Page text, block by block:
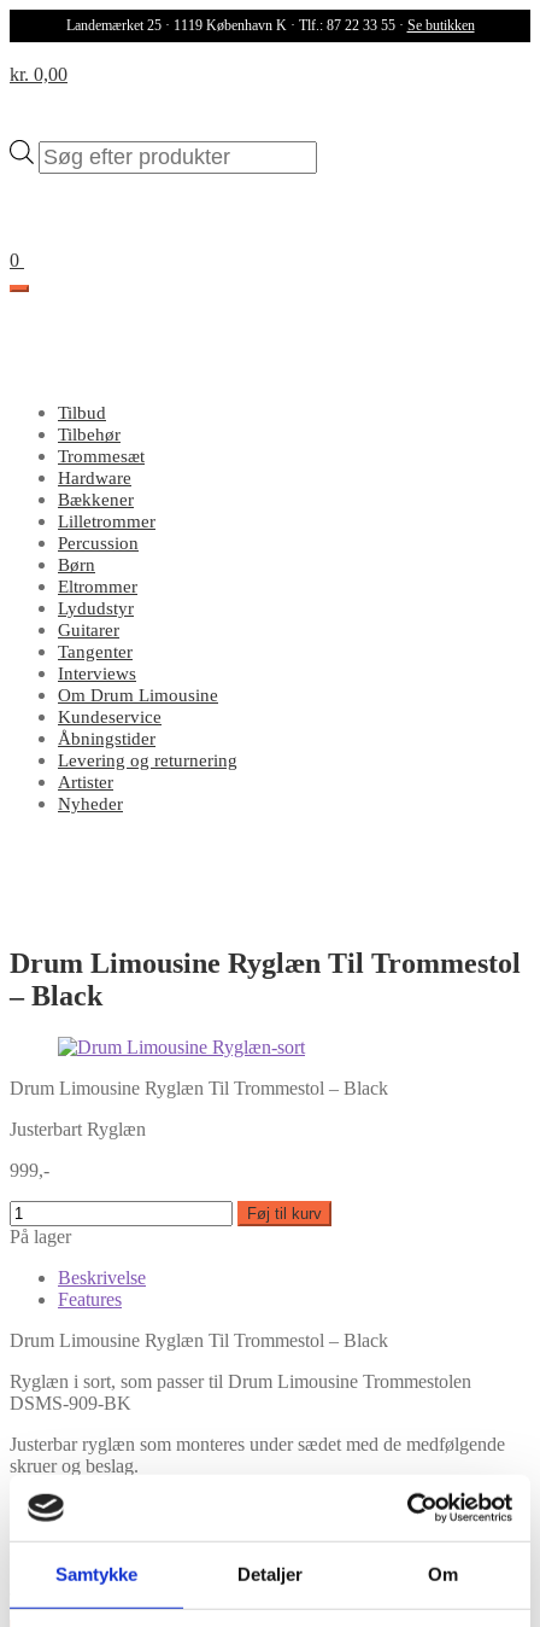
Samtykke Detaljer Om
Landemærket 25 · 1119 København K · Tlf.: 87 22 33 55 · Se butikken
Products
search
kr. 0,00
0
Tilbud
Tilbehør
Trommesæt
Hardware
Bækkener
Lilletrommer
Percussion
Børn
Eltrommer
Lydudstyr
Guitarer
Tangenter
Interviews
Om Drum Limousine
Kundeservice
Åbningstider
Levering og returnering
Artister
Nyheder
Drum Limousine Ryglæn Til Trommestol
– Black
Drum Limousine Ryglæn Til Trommestol – Black
Justerbart Ryglæn
999,-
Føj til kurv
På lager
Beskrivelse
Features
Drum Limousine Ryglæn Til Trommestol – Black
Ryglæn i sort, som passer til Drum Limousine Trommestolen
DSMS-909-BK
Justerbar ryglæn som monteres under sædet med de medfølgende
skruer og beslag.
Features
Justerbart Ryglæn